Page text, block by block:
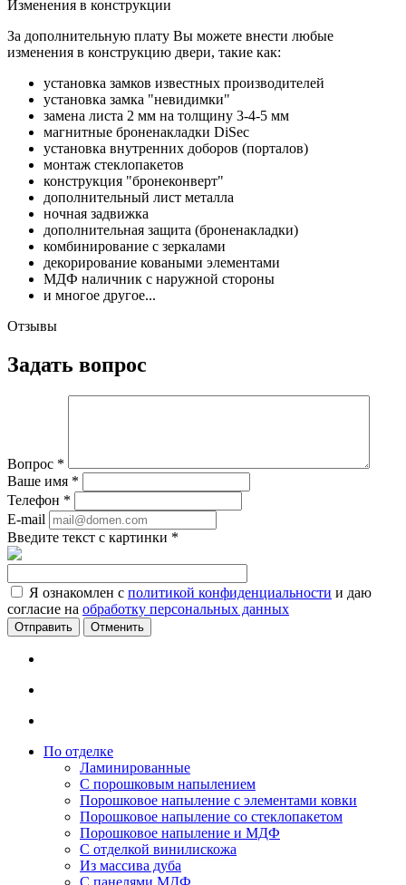
Изменения в конструкции
За дополнительную плату Вы можете внести любые
изменения в конструкцию двери, такие как:
установка замков известных производителей
установка замка "невидимки"
замена листа 2 мм на толщину 3-4-5 мм
магнитные броненакладки DiSec
установка внутренних доборов (порталов)
монтаж стеклопакетов
конструкция "бронеконверт"
дополнительный лист металла
ночная задвижка
дополнительная защита (броненакладки)
комбинирование с зеркалами
декорирование коваными элементами
МДФ наличник с наружной стороны
и многое другое...
Отзывы
Задать вопрос
Вопрос *
Ваше имя *
Телефон *
E-mail
Введите текст с картинки *
Я ознакомлен с политикой конфиденциальности и даю
согласие на обработку персональных данных
Отменить
По отделке
Ламинированные
С порошковым напылением
Порошковое напыление с элементами ковки
Порошковое напыление со стеклопакетом
Порошковое напыление и МДФ
С отделкой винилискожа
Из массива дуба